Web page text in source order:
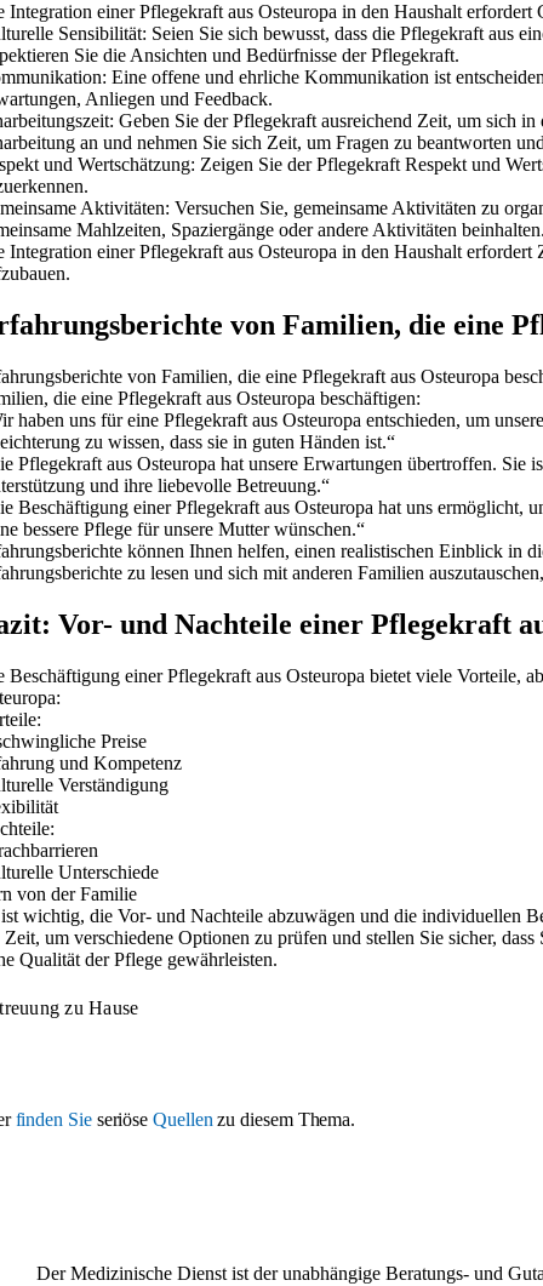
Integration einer Pflegekraft aus Osteuropa in den Haushalt
Sensibilität: Seien Sie sich bewusst, dass die Pflegekraft aus
Sie die Ansichten und Bedürfnisse der Pflegekraft.
Eine offene und ehrliche Kommunikation ist
Anliegen und Feedback.
Geben Sie der Pflegekraft ausreichend Zeit, um sich
an und nehmen Sie sich Zeit, um Fragen zu beantworten
und Wertschätzung: Zeigen Sie der Pflegekraft Respekt und
Aktivitäten: Versuchen Sie, gemeinsame Aktivitäten zu
Mahlzeiten, Spaziergänge oder andere Aktivitäten
Integration einer Pflegekraft aus Osteuropa in den Haushalt
von Familien, die eine
von Familien, die eine Pflegekraft aus Osteuropa
die eine Pflegekraft aus Osteuropa beschäftigen:
haben uns für eine Pflegekraft aus Osteuropa entschieden, um
zu wissen, dass sie in guten Händen ist.“
Pflegekraft aus Osteuropa hat unsere Erwartungen übertroffen. Sie
und ihre liebevolle Betreuung.“
Beschäftigung einer Pflegekraft aus Osteuropa hat uns ermöglicht,
bessere Pflege für unsere Mutter wünschen.“
können Ihnen helfen, einen realistischen Einblick in
zu lesen und sich mit anderen Familien
Vor- und Nachteile einer Pflegekraft
Beschäftigung einer Pflegekraft aus Osteuropa bietet viele Vorteile,
Preise
und Kompetenz
Verständigung
Unterschiede
von der Familie
wichtig, die Vor- und Nachteile abzuwägen und die individuellen
Zeit, um verschiedene Optionen zu prüfen und stellen Sie sicher,
Qualität der Pflege gewährleisten.
zu Hause
finden Sie seriöse Quellen zu diesem Thema.
Der Medizinische Dienst ist der unabhängige Beratungs- und